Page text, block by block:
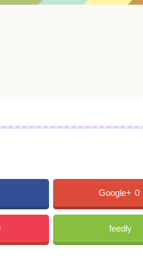
Google+ 0
feedly